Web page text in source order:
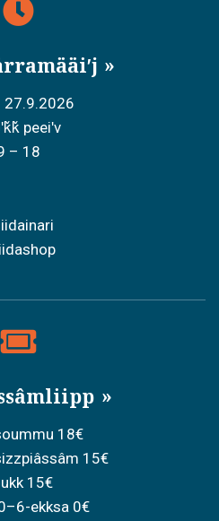
27.9.2026
peeiʹv
– 18
18€
15€
15€
ekksa 0€